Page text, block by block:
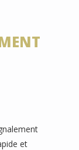
et